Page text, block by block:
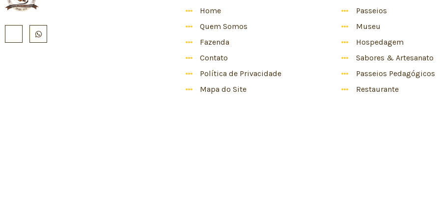
Home
Quem Somos
Fazenda
Contato
Política de Privacidade
Mapa do Site
Passeios
Museu
Hospedagem
Sabores & Artesanato
Passeios Pedagógicos
Restaurante